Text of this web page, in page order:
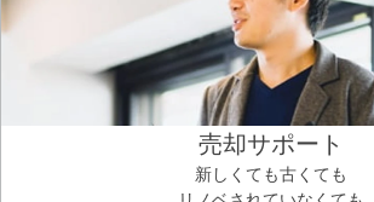
売却サポート
新しくても古くても